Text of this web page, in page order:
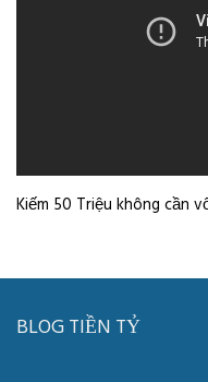
Kiếm 50 Triệu không cần
BLOG TIỀN TỶ